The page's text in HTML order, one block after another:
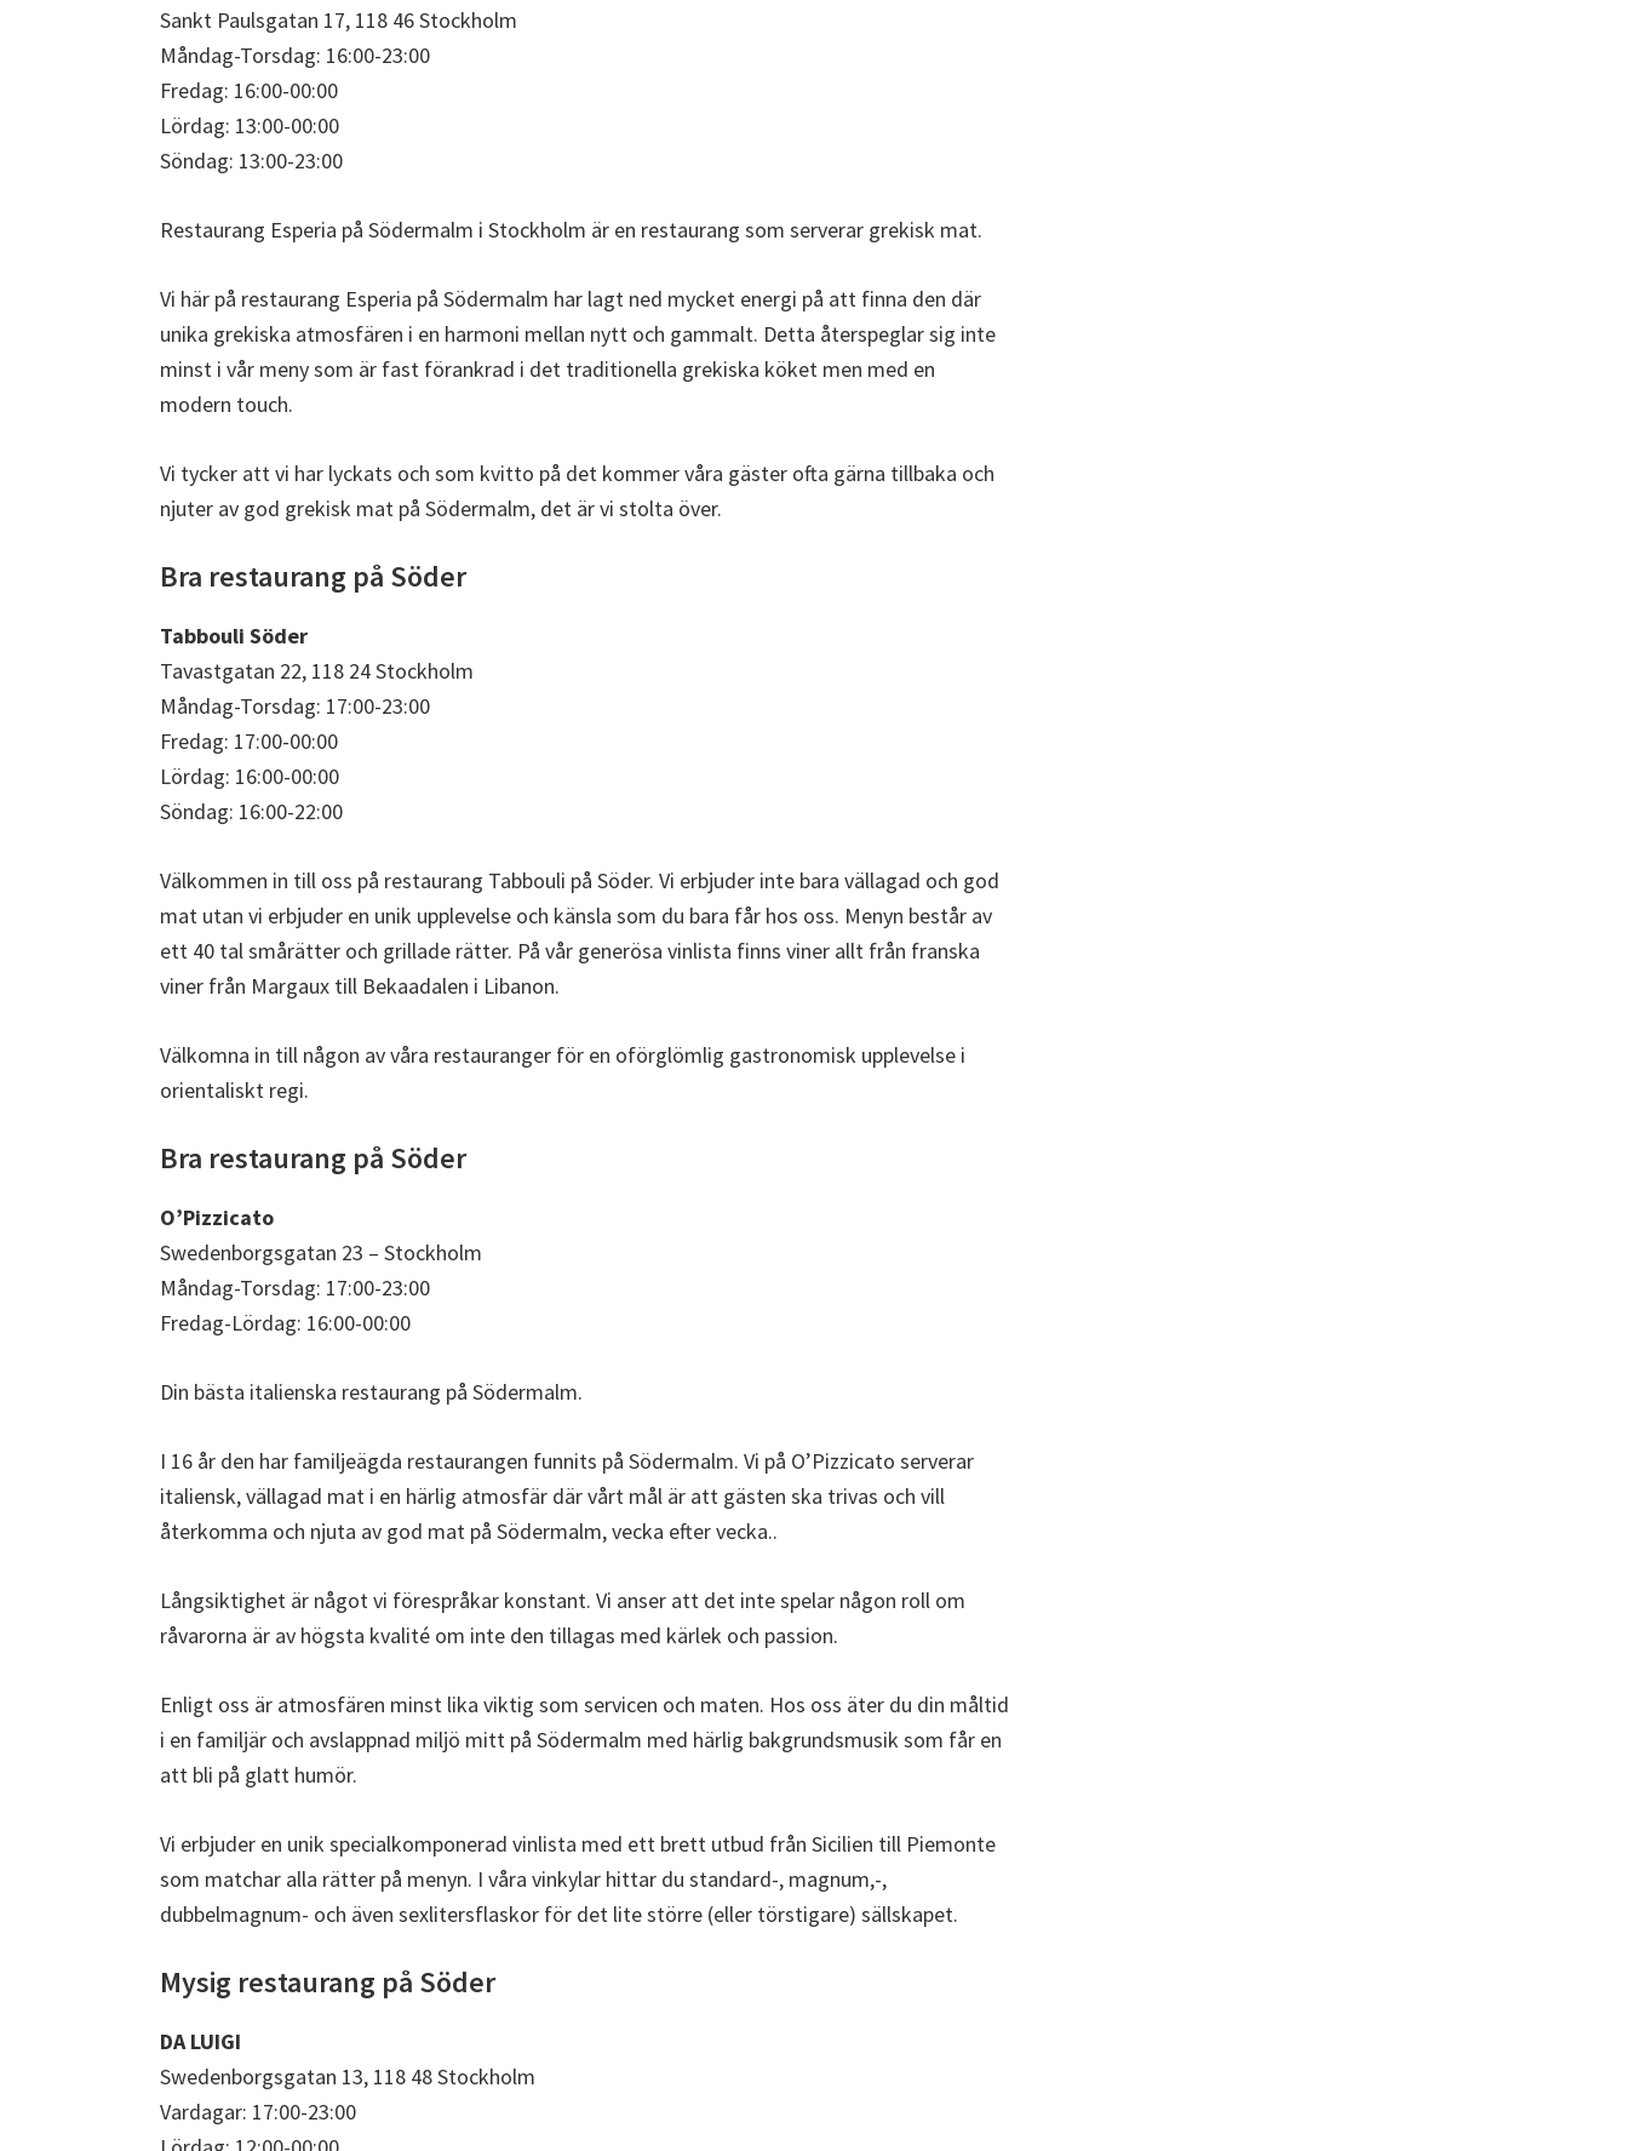
Sankt Paulsgatan 17, 118 46 Stockholm
Måndag-Torsdag: 16:00-23:00
Fredag: 16:00-00:00
Lördag: 13:00-00:00
Söndag: 13:00-23:00
Restaurang Esperia på Södermalm i Stockholm är en restaurang som serverar grekisk mat.
Vi här på restaurang Esperia på Södermalm har lagt ned mycket energi på att finna den där
unika grekiska atmosfären i en harmoni mellan nytt och gammalt. Detta återspeglar sig inte
minst i vår meny som är fast förankrad i det traditionella grekiska köket men med en
modern touch.
Vi tycker att vi har lyckats och som kvitto på det kommer våra gäster ofta gärna tillbaka och
njuter av god grekisk mat på Södermalm, det är vi stolta över.
Bra restaurang på Söder
Tabbouli Söder
Tavastgatan 22, 118 24 Stockholm
Måndag-Torsdag: 17:00-23:00
Fredag: 17:00-00:00
Lördag: 16:00-00:00
Söndag: 16:00-22:00
Välkommen in till oss på restaurang Tabbouli på Söder. Vi erbjuder inte bara vällagad och god
mat utan vi erbjuder en unik upplevelse och känsla som du bara får hos oss. Menyn består av
ett 40 tal smårätter och grillade rätter. På vår generösa vinlista finns viner allt från franska
viner från Margaux till Bekaadalen i Libanon.
Välkomna in till någon av våra restauranger för en oförglömlig gastronomisk upplevelse i
orientaliskt regi.
Bra restaurang på Söder
O’Pizzicato
Swedenborgsgatan 23 – Stockholm
Måndag-Torsdag: 17:00-23:00
Fredag-Lördag: 16:00-00:00
Din bästa italienska restaurang på Södermalm.
I 16 år den har familjeägda restaurangen funnits på Södermalm. Vi på O’Pizzicato serverar
italiensk, vällagad mat i en härlig atmosfär där vårt mål är att gästen ska trivas och vill
återkomma och njuta av god mat på Södermalm, vecka efter vecka..
Långsiktighet är något vi förespråkar konstant. Vi anser att det inte spelar någon roll om
råvarorna är av högsta kvalité om inte den tillagas med kärlek och passion.
Enligt oss är atmosfären minst lika viktig som servicen och maten. Hos oss äter du din måltid
i en familjär och avslappnad miljö mitt på Södermalm med härlig bakgrundsmusik som får en
att bli på glatt humör.
Vi erbjuder en unik specialkomponerad vinlista med ett brett utbud från Sicilien till Piemonte
som matchar alla rätter på menyn. I våra vinkylar hittar du standard-, magnum,-,
dubbelmagnum- och även sexlitersflaskor för det lite större (eller törstigare) sällskapet.
Mysig restaurang på Söder
DA LUIGI
Swedenborgsgatan 13, 118 48 Stockholm
Vardagar: 17:00-23:00